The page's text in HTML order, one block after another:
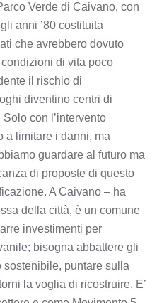
Verde di Caivano, con
anni ’80 costituita
che avrebbero dovuto
di vita poco
il rischio di
diventino centri di
con l’intervento
a limitare i danni, ma
guardare al futuro ma
di proposte di questo
A Caivano – ha
della città, è un comune
investimenti per
bisogna abbattere gli
sostenibile, puntare sulla
la voglia di ricostruire. E’